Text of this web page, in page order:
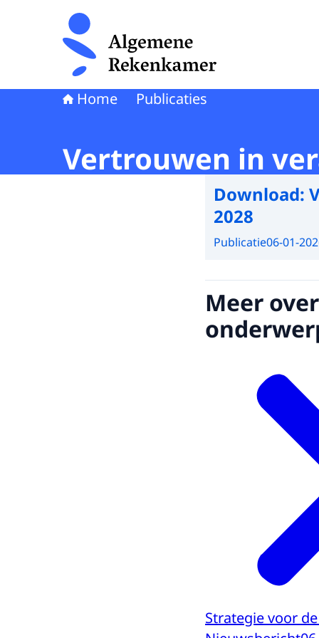
Naar de homepage van Algemene Rekenkamer
Home Publicaties
Vertrouwen in
Download:
2028
Publicatie06-01-
Meer
Strategie voor